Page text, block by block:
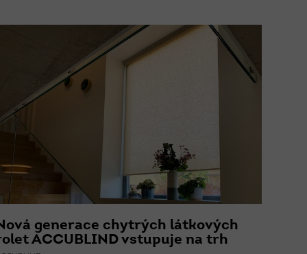
generace chytrých látkových
ACCUBLIND vstupuje na trh